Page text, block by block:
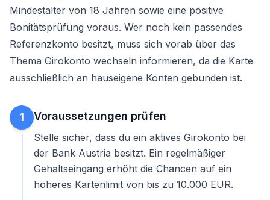
Mindestalter von 18 Jahren sowie eine positive
Bonitätsprüfung voraus. Wer noch kein passendes
Referenzkonto besitzt, muss sich vorab über das
Thema Girokonto wechseln informieren, da die Karte
ausschließlich an hauseigene Konten gebunden ist.
1 Voraussetzungen prüfen
Stelle sicher, dass du ein aktives Girokonto bei
der Bank Austria besitzt. Ein regelmäßiger
Gehaltseingang erhöht die Chancen auf ein
höheres Kartenlimit von bis zu 10.000 EUR.